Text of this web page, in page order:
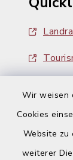
Wir weisen
Cookies
Website zu
weiterer